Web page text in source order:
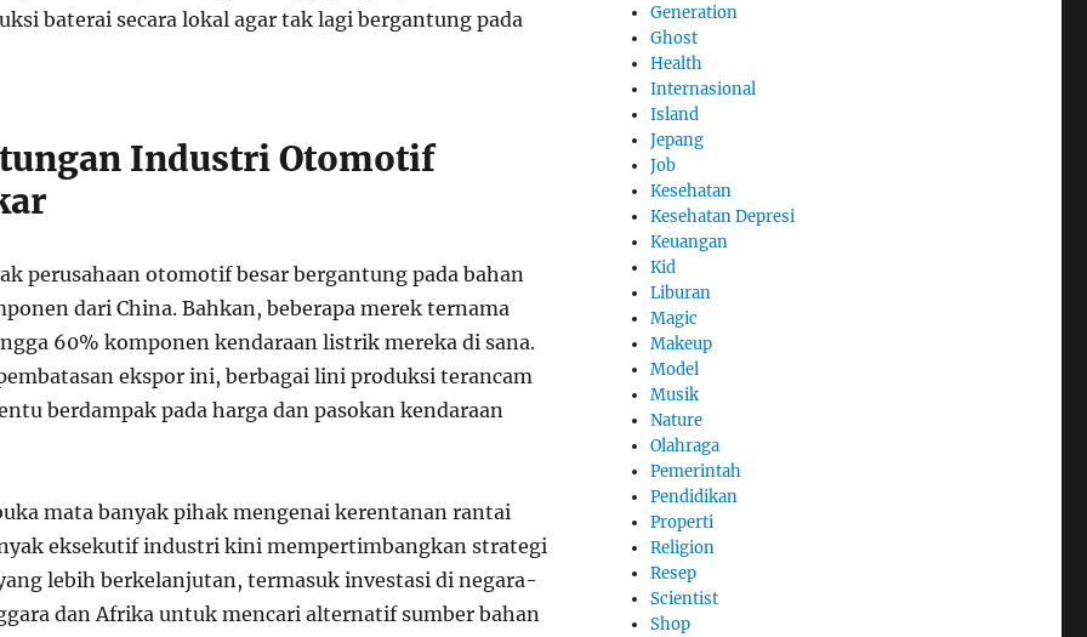
baterai secara lokal agar tak lagi bergantung pada
Industri Otomotif
perusahaan otomotif besar bergantung pada bahan
dari China. Bahkan, beberapa merek ternama
60% komponen kendaraan listrik mereka di sana.
ekspor ini, berbagai lini produksi terancam
berdampak pada harga dan pasokan kendaraan
mata banyak pihak mengenai kerentanan rantai
eksekutif industri kini mempertimbangkan strategi
lebih berkelanjutan, termasuk investasi di negara-
dan Afrika untuk mencari alternatif sumber bahan
Generation
Ghost
Health
Internasional
Island
Jepang
Job
Kesehatan
Kesehatan Depresi
Keuangan
Kid
Liburan
Magic
Makeup
Model
Musik
Nature
Olahraga
Pemerintah
Pendidikan
Properti
Religion
Resep
Scientist
Shop